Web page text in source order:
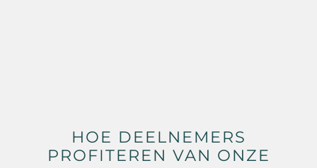
HOE DEELNEMERS
PROFITEREN VAN ONZE